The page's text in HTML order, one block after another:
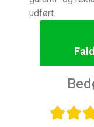
udført.